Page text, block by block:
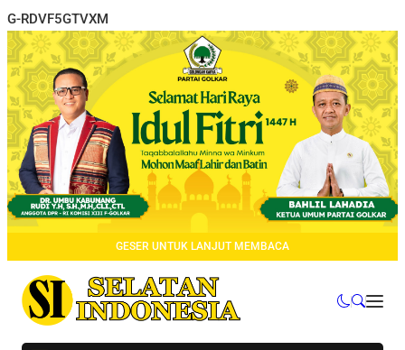
G-RDVF5GTVXM
GESER UNTUK LANJUT MEMBACA